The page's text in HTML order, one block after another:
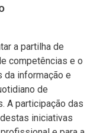
a partilha de
competências e o
informação e
de
A participação das
iniciativas